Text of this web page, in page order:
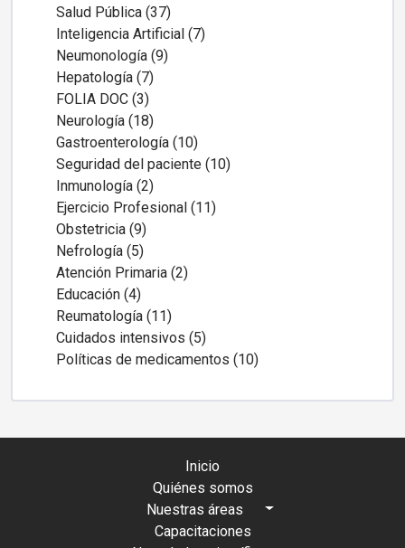
Salud Pública (37)
Inteligencia Artificial (7)
Neumonología (9)
Hepatología (7)
FOLIA DOC (3)
Neurología (18)
Gastroenterología (10)
Seguridad del paciente (10)
Inmunología (2)
Ejercicio Profesional (11)
Obstetricia (9)
Nefrología (5)
Atención Primaria (2)
Educación (4)
Reumatología (11)
Cuidados intensivos (5)
Políticas de medicamentos (10)
Inicio
Quiénes somos
Nuestras áreas
Capacitaciones